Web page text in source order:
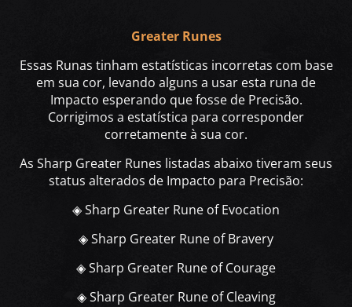
Greater Runes
Essas Runas tinham estatísticas incorretas com base
em sua cor, levando alguns a usar esta runa de
Impacto esperando que fosse de Precisão.
Corrigimos a estatística para corresponder
corretamente à sua cor.
As Sharp Greater Runes listadas abaixo tiveram seus
status alterados de Impacto para Precisão:
◈ Sharp Greater Rune of Evocation
◈ Sharp Greater Rune of Bravery
◈ Sharp Greater Rune of Courage
◈ Sharp Greater Rune of Cleaving